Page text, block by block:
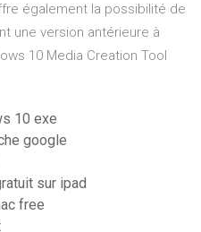
également la possibilité de
une version antérieure à
10 Media Creation Tool
10 exe
google
sur ipad
free